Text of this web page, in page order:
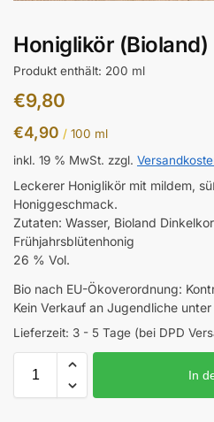
Honiglikör (Bioland)
Produkt enthält: 200 ml
€9,80
€4,90 / 100 ml
inkl. 19 % MwSt. zzgl.
Leckerer Honiglikör mit mildem,
Honiggeschmack.
Zutaten: Wasser, Bioland
Frühjahrsblütenhonig
26 % Vol.
Bio nach EU-Ökoverordnung:
Kein Verkauf an Jugendliche unter
Lieferzeit: 3 - 5 Tage (bei DPD
In